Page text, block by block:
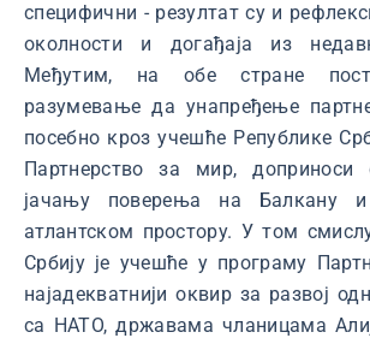
специфични - резултат су и
околности и догађаја из
Међутим, на обе стране
разумевање да унапређење
посебно кроз учешће Републике
Партнерство за мир, доприноси
јачању поверења на Балкану
атлантском простору. У том
Србију је учешће у програму
најадекватнији оквир за развој
са НАТО, државама чланицама